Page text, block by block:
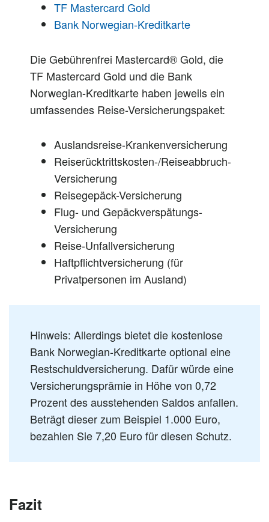
TF Mastercard Gold
Bank Norwegian-Kreditkarte
Die Gebührenfrei Mastercard® Gold, die
TF Mastercard Gold und die Bank
Norwegian-Kreditkarte haben jeweils ein
umfassendes Reise-Versicherungspaket:
Auslandsreise-Krankenversicherung
Reiserücktrittskosten-/Reiseabbruch-
Versicherung
Reisegepäck-Versicherung
Flug- und Gepäckverspätungs-
Versicherung
Reise-Unfallversicherung
Haftpflichtversicherung (für
Privatpersonen im Ausland)
Hinweis: Allerdings bietet die kostenlose
Bank Norwegian-Kreditkarte optional eine
Restschuldversicherung. Dafür würde eine
Versicherungsprämie in Höhe von 0,72
Prozent des ausstehenden Saldos anfallen.
Beträgt dieser zum Beispiel 1.000 Euro,
bezahlen Sie 7,20 Euro für diesen Schutz.
Fazit